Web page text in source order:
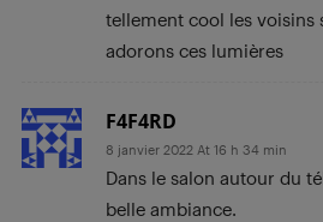
tellement cool les voisins
adorons ces lumières
F4F4RD
8 janvier 2022 At 16 h 34 min
Dans le salon autour du
belle ambiance.